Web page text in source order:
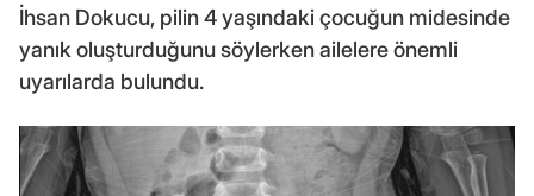
İhsan Dokucu, pilin 4 yaşındaki çocuğun midesinde
yanık oluşturduğunu söylerken ailelere önemli
uyarılarda bulundu.